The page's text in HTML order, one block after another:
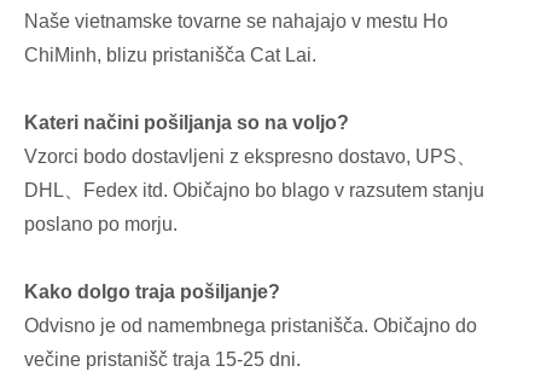
Naše vietnamske tovarne se nahajajo v mestu Ho
ChiMinh, blizu pristanišča Cat Lai.
Kateri načini pošiljanja so na voljo?
Vzorci bodo dostavljeni z ekspresno dostavo, UPS、
DHL、Fedex itd. Običajno bo blago v razsutem stanju
poslano po morju.
Kako dolgo traja pošiljanje?
Odvisno je od namembnega pristanišča. Običajno do
večine pristanišč traja 15-25 dni.